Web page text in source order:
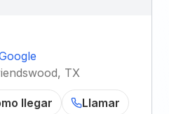
TX
llegar Llamar